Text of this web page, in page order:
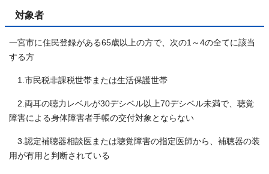
対象者
一宮市に住民登録がある65歳以上の方で、次の1～4の全てに該当
する方
1.市民税非課税世帯または生活保護世帯
2.両耳の聴力レベルが30デシベル以上70デシベル未満で、聴覚
障害による身体障害者手帳の交付対象とならない
3.認定補聴器相談医または聴覚障害の指定医師から、補聴器の装
用が有用と判断されている